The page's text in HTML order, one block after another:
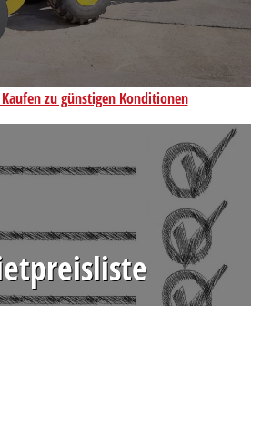
zu günstigen Konditionen